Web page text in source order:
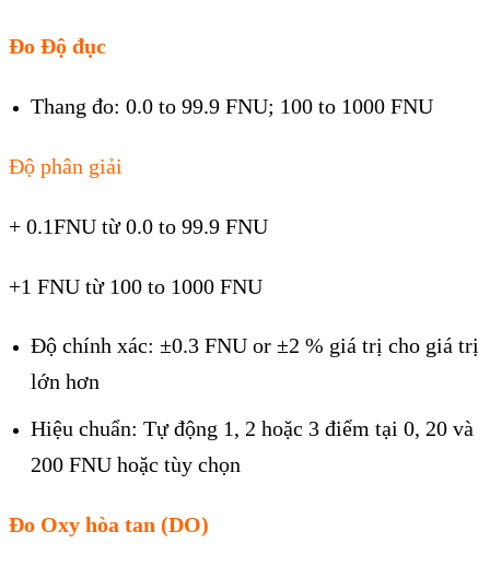
Đo Độ đục
Thang đo: 0.0 to 99.9 FNU; 100 to 1000 FNU
Độ phân giải
+ 0.1FNU từ 0.0 to 99.9 FNU
+1 FNU từ 100 to 1000 FNU
Độ chính xác: ±0.3 FNU or ±2 % giá trị cho giá trị
lớn hơn
Hiệu chuẩn: Tự động 1, 2 hoặc 3 điểm tại 0, 20 và
200 FNU hoặc tùy chọn
Đo Oxy hòa tan (DO)